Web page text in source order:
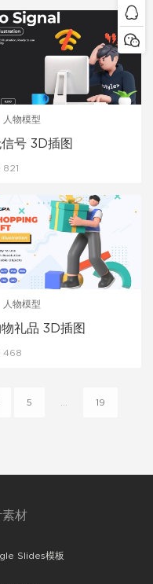
人物模型
号 3D插图
821
人物模型
物礼品 3D插图
468
5 19
素材
Slides模板